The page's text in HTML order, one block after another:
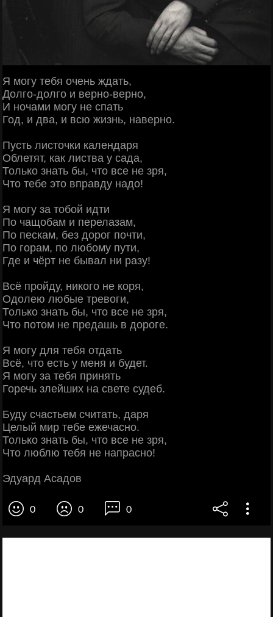
Я могу тебя очень ждать,
Долго-долго и верно-верно,
И ночами могу не спать
Год, и два, и всю жизнь, наверно.
Пусть листочки календаря
Облетят, как листва у сада,
Только знать бы, что все не зря,
Что тебе это вправду надо!
Я могу за тобой идти
По чащобам и перелазам,
По пескам, без дорог почти,
По горам, по любому пути,
Где и чёрт не бывал ни разу!
Всё пройду, никого не коря,
Одолею любые тревоги,
Только знать бы, что все не зря,
Что потом не предашь в дороге.
Я могу для тебя отдать
Всё, что есть у меня и будет.
Я могу за тебя принять
Горечь злейших на свете судеб.
Буду счастьем считать, даря
Целый мир тебе ежечасно.
Только знать бы, что все не зря,
Что люблю тебя не напрасно!
Эдуард Асадов
0 0 0